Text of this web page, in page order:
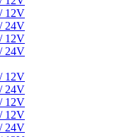
12V
24V
12V
24V
12V
24V
12V
12V
24V